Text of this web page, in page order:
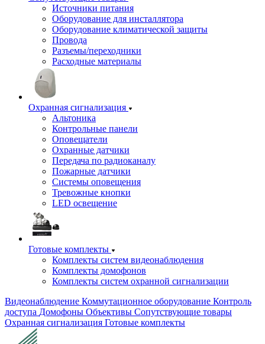
Источники питания
Оборудование для инсталлятора
Оборудование климатической защиты
Провода
Разъемы/переходники
Расходные материалы
Охранная сигнализация
Альтоника
Контрольные панели
Оповещатели
Охранные датчики
Передача по радиоканалу
Пожарные датчики
Системы оповещения
Тревожные кнопки
LED освещение
Готовые комплекты
Комплекты систем видеонаблюдения
Комплекты домофонов
Комплекты систем охранной сигнализации
Видеонаблюдение Коммутационное оборудование Контроль
доступа Домофоны Объективы Сопутствующие товары
Охранная сигнализация Готовые комплекты